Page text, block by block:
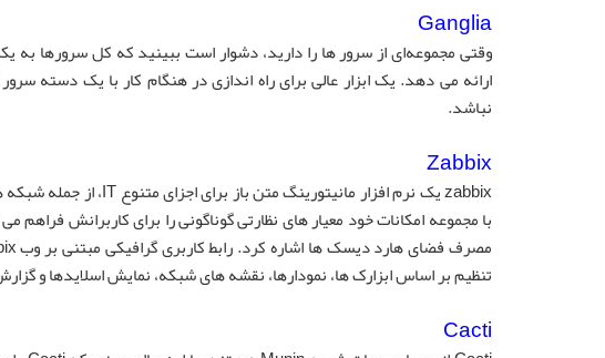
Ganglia
ارائه می دهد. یک ابزار عالی برای راه اندازی در هنگام کار با یک دسته
نباشد.
Zabbix
با مجموعه امکانات خود معیار های نظارتی گوناگونی را برای کاربرانش
تنظیم بر اساس ابزارک ها، نمودارها، نقشه های شبکه، نمایش اسلایدها و
Cacti